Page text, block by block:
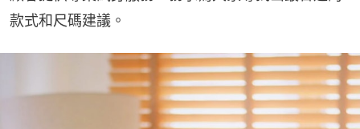
款式和尺碼建議。